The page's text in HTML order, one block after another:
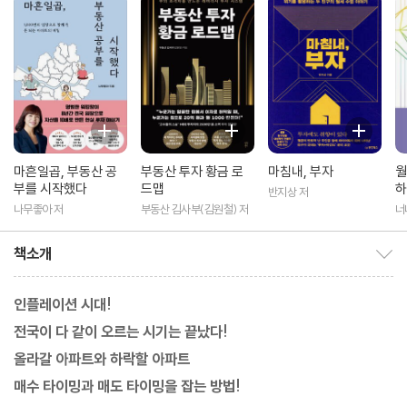
마흔일곱, 부동산 공
부를 시작했다
나무좋아 저
부동산 투자 황금 로
드맵
부동산 김사부(김원철) 저
마침내, 부자
반지상 저
책소개
인플레이션 시대!
전국이 다 같이 오르는 시기는 끝났다!
올라갈 아파트와 하락할 아파트
매수 타이밍과 매도 타이밍을 잡는 방법!